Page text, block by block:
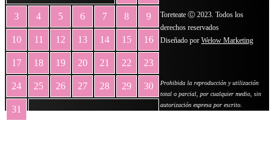
3 4 5 6 7 8 9
10 11 12 13 14 15 16
17 18 19 20 21 22 23
24 25 26 27 28 29 30
31
Toreteate Ⓒ 2023. Todos los
derechos reservados
Diseñado por Welow Marketing
Prohibida la reproducción y utilización
total o parcial, por cualquier medio, sin
autorización expresa por escrito.